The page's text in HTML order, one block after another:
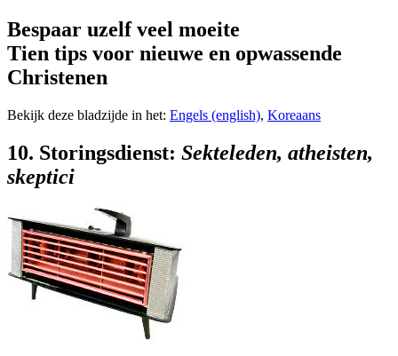
Bespaar uzelf veel moeite
Tien tips voor nieuwe en opwassende
Christenen
Bekijk deze bladzijde in het: Engels (english), Koreaans
10. Storingsdienst: Sekteleden, atheisten,
skeptici